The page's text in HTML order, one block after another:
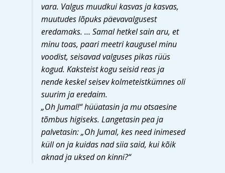
vara. Valgus muudkui kasvas ja kasvas,
muutudes lõpuks päevavalgusest
eredamaks. … Samal hetkel sain aru, et
minu toas, paari meetri kaugusel minu
voodist, seisavad valguses pikas rüüs
kogud. Kaksteist kogu seisid reas ja
nende keskel seisev kolmeteistkümnes oli
suurim ja eredaim.
„Oh Jumal!“ hüüatasin ja mu otsaesine
tõmbus higiseks. Langetasin pea ja
palvetasin: „Oh Jumal, kes need inimesed
küll on ja kuidas nad siia said, kui kõik
aknad ja uksed on kinni?“